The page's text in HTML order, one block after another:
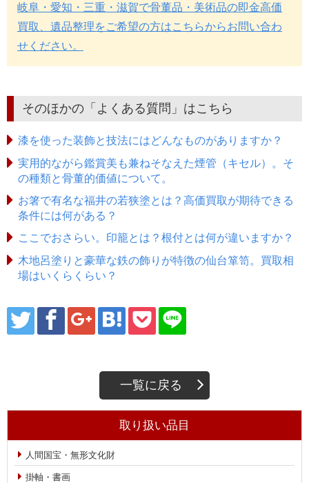
岐阜・愛知・三重・滋賀で骨董品・美術品の即金高価
買取、遺品整理をご希望の方はこちらからお問い合わ
せください。
そのほかの「よくある質問」はこちら
漆を使った装飾と技法にはどんなものがありますか？
実用的ながら鑑賞美も兼ねそなえた煙管（キセル）。そ
の種類と骨董的価値について。
お箸で有名な福井の若狭塗とは？高価買取が期待できる
条件には何がある？
ここでおさらい。印籠とは？根付とは何が違いますか？
木地呂塗りと豪華な鉄の飾りが特徴の仙台箪笥。買取相
場はいくらくらい？
一覧に戻る
取り扱い品目
人間国宝・無形文化財
掛軸・書画